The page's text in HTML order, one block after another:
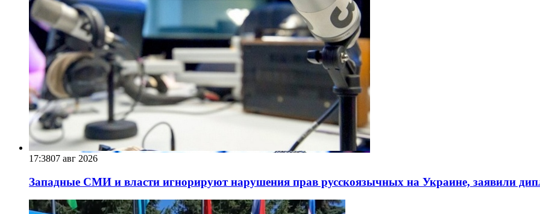
17:3807 авг 2026
Западные СМИ и власти игнорируют нарушения прав русскоязычных на Украине, заявили